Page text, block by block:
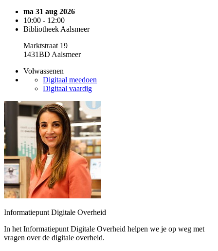
ma 31 aug 2026
10:00 - 12:00
Bibliotheek Aalsmeer
Marktstraat 19
1431BD Aalsmeer
Volwassenen
Digitaal meedoen
Digitaal vaardig
Informatiepunt Digitale Overheid
In het Informatiepunt Digitale Overheid helpen we je op weg met
vragen over de digitale overheid.